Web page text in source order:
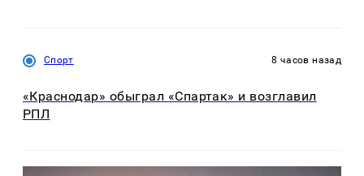
Спорт 8 часов назад
«Краснодар» обыграл «Спартак» и возглавил
РПЛ